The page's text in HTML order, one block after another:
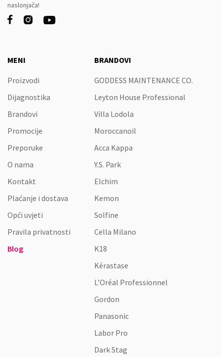
naslonjača!
  
MENI
Proizvodi
Dijagnostika
Brandovi
Promocije
Preporuke
O nama
Kontakt
Plaćanje i dostava
Opći uvjeti
Pravila privatnosti
Blog
BRANDOVI
GODDESS MAINTENANCE CO.
Leyton House Professional
Villa Lodola
Moroccanoil
Acca Kappa
Y.S. Park
Elchim
Kemon
Solfine
Cella Milano
K18
Kérastase
L’Oréal Professionnel
Gordon
Panasonic
Labor Pro
Dark Stag